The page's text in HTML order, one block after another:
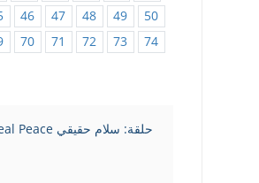
46 47 48 49
50
70 71 72 73
74
حلقة: سلام حقيقي Episode: The Real Peace